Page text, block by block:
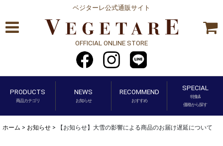
ベジターレ公式通販サイト
OFFICIAL ONLINE STORE
PRODUCTS
商品カテゴリ
NEWS
お知らせ
RECOMMEND
おすすめ
SPECIAL
特集&
価格から探す
ホーム > お知らせ > 【お知らせ】大雪の影響による商品のお届け遅延について